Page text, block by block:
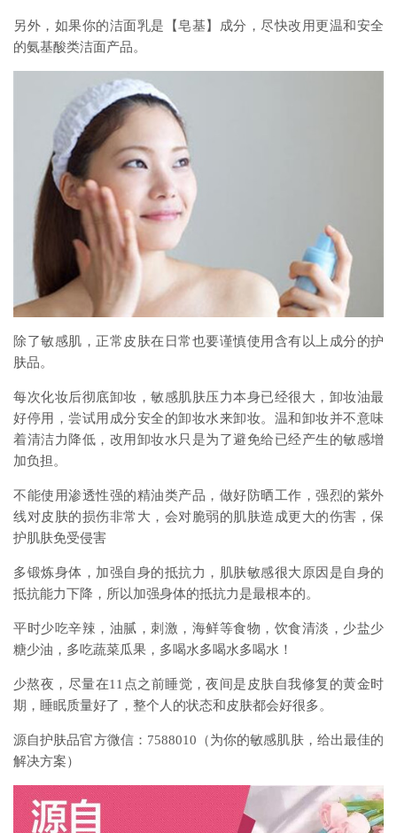
另外，如果你的洁面乳是【皂基】成分，尽快改用更温和安全
的氨基酸类洁面产品。
除了敏感肌，正常皮肤在日常也要谨慎使用含有以上成分的护
肤品。
每次化妆后彻底卸妆，敏感肌肤压力本身已经很大，卸妆油最
好停用，尝试用成分安全的卸妆水来卸妆。温和卸妆并不意味
着清洁力降低，改用卸妆水只是为了避免给已经产生的敏感增
加负担。
不能使用渗透性强的精油类产品，做好防晒工作，强烈的紫外
线对皮肤的损伤非常大，会对脆弱的肌肤造成更大的伤害，保
护肌肤免受侵害
多锻炼身体，加强自身的抵抗力，肌肤敏感很大原因是自身的
抵抗能力下降，所以加强身体的抵抗力是最根本的。
平时少吃辛辣，油腻，刺激，海鲜等食物，饮食清淡，少盐少
糖少油，多吃蔬菜瓜果，多喝水多喝水多喝水！
少熬夜，尽量在11点之前睡觉，夜间是皮肤自我修复的黄金时
期，睡眠质量好了，整个人的状态和皮肤都会好很多。
源自护肤品官方微信：7588010（为你的敏感肌肤，给出最佳的
解决方案）